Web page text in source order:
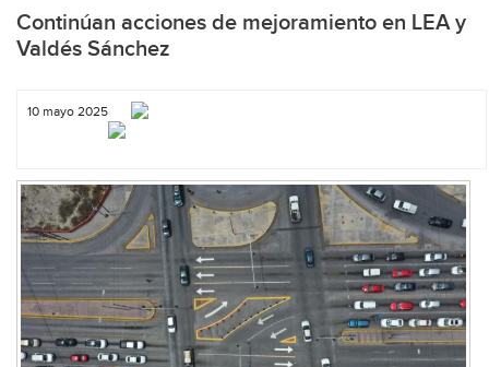
Continúan acciones de mejoramiento en LEA y
Valdés Sánchez
10 mayo 2025